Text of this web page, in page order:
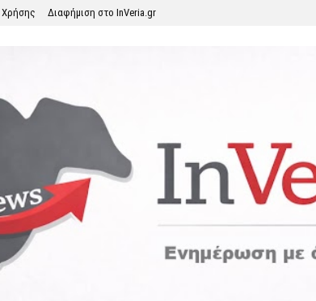
Χρήσης Διαφήμιση στο InVeria.gr